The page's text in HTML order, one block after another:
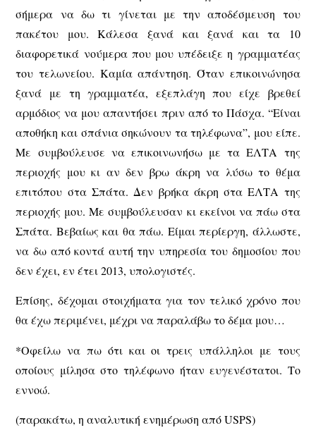
σήμερα να δω τι γίνεται με την αποδέσμευση του
πακέτου μου. Κάλεσα ξανά και ξανά και τα 10
διαφορετικά νούμερα που μου υπέδειξε η γραμματέας
του τελωνείου. Καμία απάντηση. Όταν επικοινώνησα
ξανά με τη γραμματέα, εξεπλάγη που είχε βρεθεί
αρμόδιος να μου απαντήσει πριν από το Πάσχα. “Είναι
αποθήκη και σπάνια σηκώνουν τα τηλέφωνα”, μου είπε.
Με συμβούλευσε να επικοινωνήσω με τα ΕΛΤΑ της
περιοχής μου κι αν δεν βρω άκρη να λύσω το θέμα
επιτόπου στα Σπάτα. Δεν βρήκα άκρη στα ΕΛΤΑ της
περιοχής μου. Με συμβούλευσαν κι εκείνοι να πάω στα
Σπάτα. Βεβαίως και θα πάω. Είμαι περίεργη, άλλωστε,
να δω από κοντά αυτή την υπηρεσία του δημοσίου που
δεν έχει, εν έτει 2013, υπολογιστές.
Επίσης, δέχομαι στοιχήματα για τον τελικό χρόνο που
θα έχω περιμένει, μέχρι να παραλάβω το δέμα μου…
*Οφείλω να πω ότι και οι τρεις υπάλληλοι με τους
οποίους μίλησα στο τηλέφωνο ήταν ευγενέστατοι. Το
εννοώ.
(παρακάτω, η αναλυτική ενημέρωση από USPS)